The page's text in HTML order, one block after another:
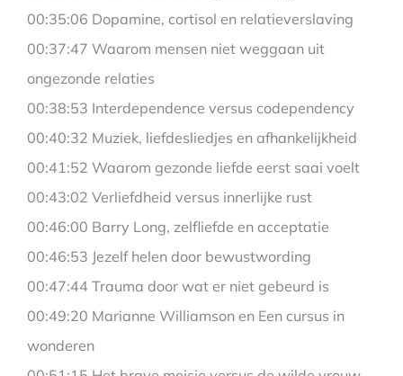
00:35:06 Dopamine, cortisol en relatieverslaving
00:37:47 Waarom mensen niet weggaan uit
ongezonde relaties
00:38:53 Interdependence versus codependency
00:40:32 Muziek, liefdesliedjes en afhankelijkheid
00:41:52 Waarom gezonde liefde eerst saai voelt
00:43:02 Verliefdheid versus innerlijke rust
00:46:00 Barry Long, zelfliefde en acceptatie
00:46:53 Jezelf helen door bewustwording
00:47:44 Trauma door wat er niet gebeurd is
00:49:20 Marianne Williamson en Een cursus in
wonderen